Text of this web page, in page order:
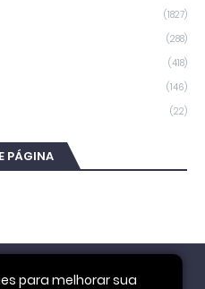
(1827)
(288)
(418)
(146)
(22)
PÁGINA
para melhorar sua